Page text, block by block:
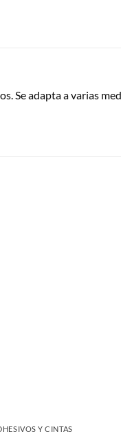
Se adapta a varias
Y CINTAS